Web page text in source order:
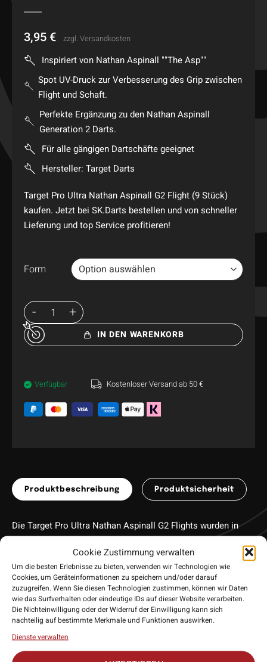
Cookie Zustimmung verwalten
Um die besten Erlebnisse zu bieten, verwenden wir Technologien wie
Cookies, um Geräteinformationen zu speichern und/oder darauf
zuzugreifen. Wenn Sie diesen Technologien zustimmen, können wir Daten
wie das Surfverhalten oder eindeutige IDs auf dieser Website verarbeiten.
Die Nichteinwilligung oder der Widerruf der Einwilligung kann sich
nachteilig auf bestimmte Merkmale und Funktionen auswirken.
Dienste verwalten
3,95 € zzgl. Versandkosten
Inspiriert von Nathan Aspinall ""The Asp""
Spot UV-Druck zur Verbesserung des Grip zwischen
Flight und Schaft.
Perfekte Ergänzung zu den Nathan Aspinall
Generation 2 Darts.
Für alle gängigen Dartschäfte geeignet
Hersteller: Target Darts
Target Pro Ultra Nathan Aspinall G2 Flight (9 Stück)
kaufen. Jetzt bei SK.Darts bestellen und von schneller
Lieferung und top Service profitieren!
Form
IN DEN WARENKORB
Verfügbar Kostenloser Versand ab 50 €
Produktbeschreibung Produktsicherheit
Die Target Pro Ultra Nathan Aspinall G2 Flights wurden in
Zusammenarbeit mit den Nathan Aspinall Generation 2 Darts
entwickelt. Diese Flights zeichnen sich durch Spot UV-Druck
aus, der den Grip zwischen Flight und Schaft verbessert. Sie
sind in den beiden Größen erhältlich, No.6 / Small Standard,
No.2 / Standard.
• Hersteller: Target Darts
• Lieferumfang: 9 Flights